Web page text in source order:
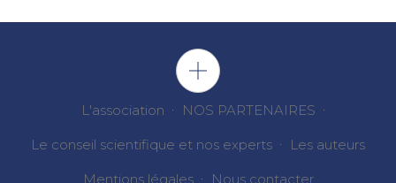
L'association NOS PARTENAIRES
Le conseil scientifique et nos experts Les auteurs
Mentions légales Nous contacter